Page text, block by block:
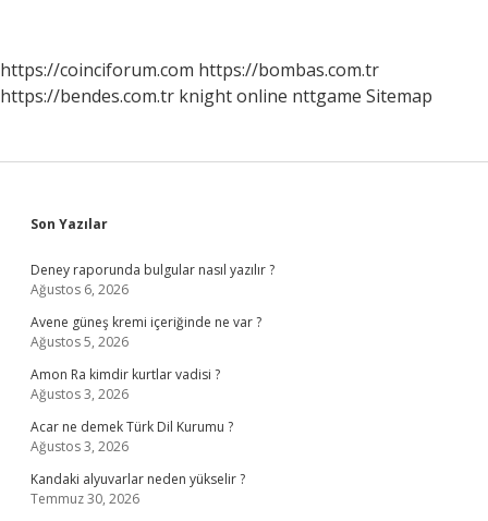
https://coinciforum.com https://bombas.com.tr
https://bendes.com.tr knight online nttgame Sitemap
Sidebar
Son Yazılar
Deney raporunda bulgular nasıl yazılır ?
Ağustos 6, 2026
Avene güneş kremi içeriğinde ne var ?
Ağustos 5, 2026
Amon Ra kimdir kurtlar vadisi ?
Ağustos 3, 2026
Acar ne demek Türk Dil Kurumu ?
Ağustos 3, 2026
Kandaki alyuvarlar neden yükselir ?
Temmuz 30, 2026